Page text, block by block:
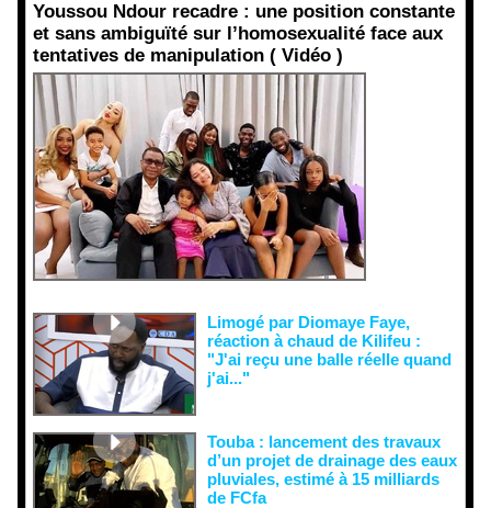
Youssou Ndour recadre : une position constante
et sans ambiguïté sur l’homosexualité face aux
tentatives de manipulation ( Vidéo )
Limogé par Diomaye Faye,
réaction à chaud de Kilifeu :
"J'ai reçu une balle réelle quand
j'ai..."
Touba : lancement des travaux
d’un projet de drainage des eaux
pluviales, estimé à 15 milliards
de FCfa ‎